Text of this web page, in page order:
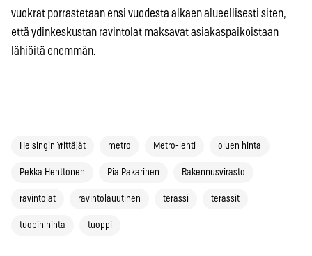
vuokrat porrastetaan ensi vuodesta alkaen alueellisesti siten,
että ydinkeskustan ravintolat maksavat asiakaspaikoistaan
lähiöitä enemmän.
Helsingin Yrittäjät metro Metro-lehti oluen hinta
Pekka Henttonen Pia Pakarinen Rakennusvirasto
ravintolat ravintolauutinen terassi terassit
tuopin hinta tuoppi